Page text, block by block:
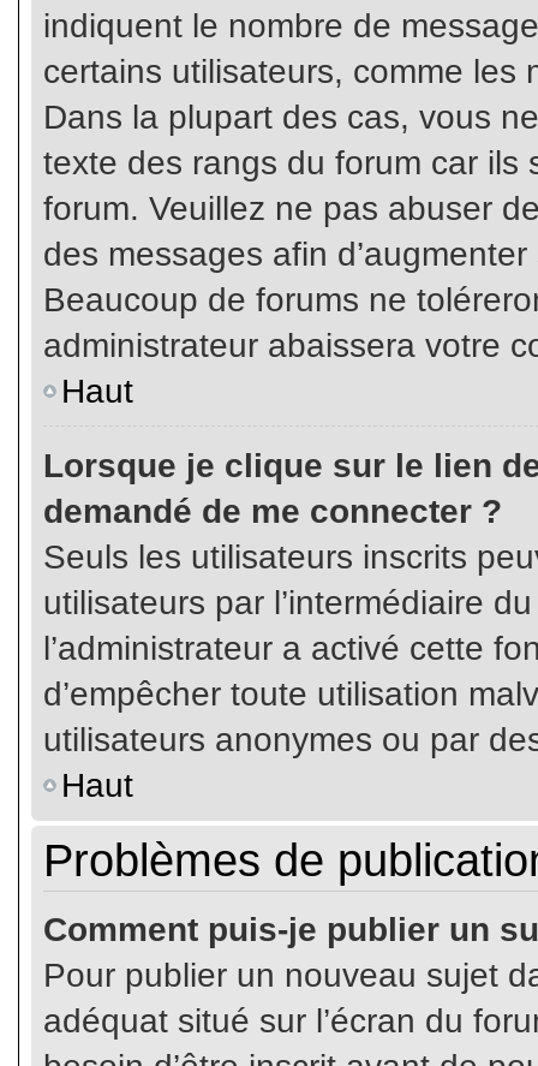
indiquent le nombre de
certains utilisateurs, comme les
Dans la plupart des cas, vous
texte des rangs du forum car ils
forum. Veuillez ne pas abuser
des messages afin
Beaucoup de forums ne
administrateur abaissera votre
Haut
Lorsque je clique sur le lien
demandé de me connecter ?
Seuls les utilisateurs inscrits
utilisateurs par l’intermédiaire
l’administrateur a activé cette
d’empêcher toute utilisation
utilisateurs anonymes ou par
Haut
Problèmes de
Comment puis-je publier un
Pour publier un nouveau sujet
adéquat situé sur l’écran du